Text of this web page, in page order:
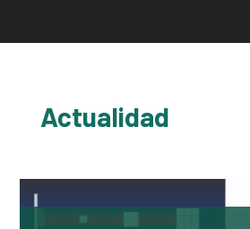
Actualidad